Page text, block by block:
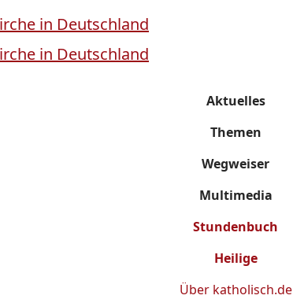
Aktuelles
Themen
Wegweiser
Multimedia
Stundenbuch
Heilige
Über katholisch.de